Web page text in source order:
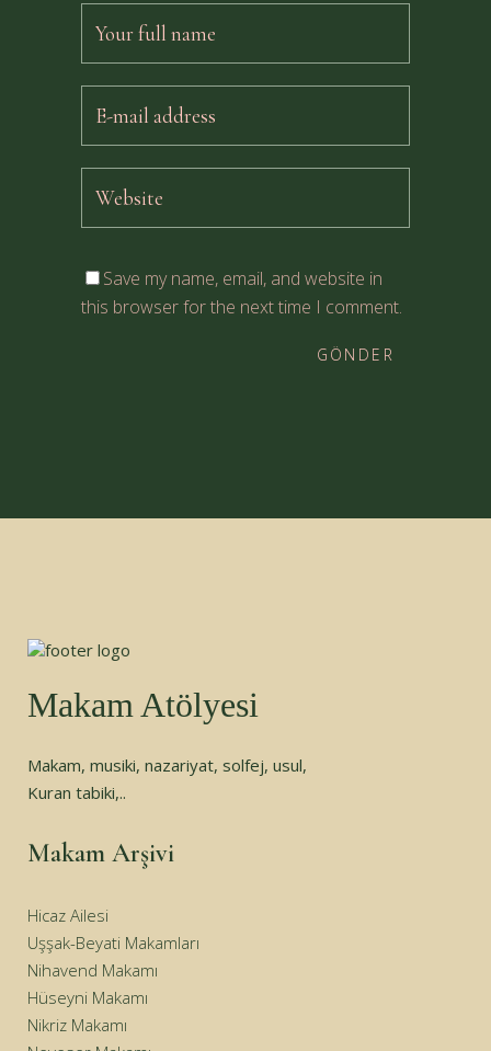
Save my name, email, and website in
this browser for the next time I comment.
Makam Atölyesi
Makam, musiki, nazariyat, solfej, usul,
Kuran tabiki,..
Makam Arşivi
Hicaz Ailesi
Uşşak-Beyati Makamları
Nihavend Makamı
Hüseyni Makamı
Nikriz Makamı